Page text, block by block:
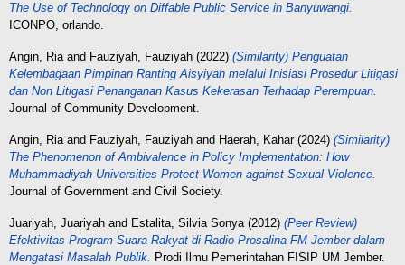
The Use of Technology on Diffable Public Service in Banyuwangi.
ICONPO, orlando.
Angin, Riaand Fauziyah, Fauziyah (2022) (Similarity) Penguatan
Kelembagaan Pimpinan Ranting Aisyiyah melalui Inisiasi Prosedur Litigasi
dan Non Litigasi Penanganan Kasus Kekerasan Terhadap Perempuan.
Journal of Community Development.
Angin, Riaand Fauziyah, Fauziyah and Haerah, Kahar(2024) (Similarity)
The Phenomenon of Ambivalence in Policy Implementation: How
Muhammadiyah Universities Protect Women against Sexual Violence.
Journal of Government and Civil Society.
Juariyah, Juariyah and Estalita, Silvia Sonya(2012) (Peer Review)
Efektivitas Program Suara Rakyat di Radio Prosalina FM Jember dalam
Mengatasi Masalah Publik. Prodi Ilmu Pemerintahan FISIP UM Jember.